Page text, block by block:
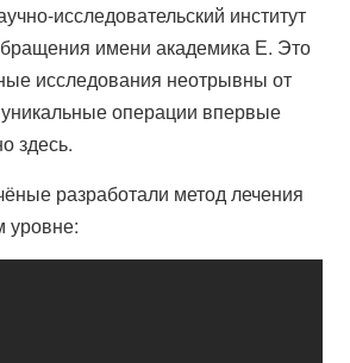
исследовательский институт
имени академика Е. Это
исследования неотрывны от
операции впервые
здесь.
разработали метод лечения
уровне: